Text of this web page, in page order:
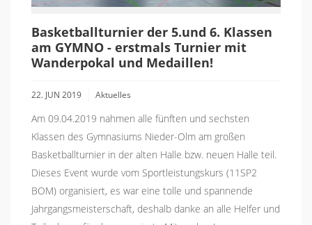
Basketballturnier der 5.und 6. Klassen
am GYMNO - erstmals Turnier mit
Wanderpokal und Medaillen!
22. JUN 2019 Aktuelles
Am 09.04.2019 nahmen alle fünften und sechsten
Klassen des Gymnasiums Nieder-Olm am großen
Basketballturnier in der alten Halle bzw. neuen Halle teil.
Dieses Event wurde vom Sportleistungskurs (11SP2
BOM) organisiert, es war eine tolle und spannende
Jahrgangsmeisterschaft, deshalb danke an alle Helfer und